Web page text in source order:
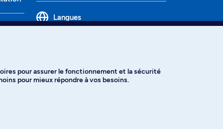
Langues
pour assurer le fonctionnement et la sécurité
pour mieux répondre à vos besoins.